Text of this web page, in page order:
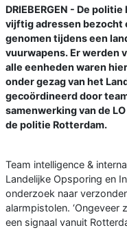
DRIEBERGEN - De
vijftig adressen bezocht
genomen tijdens een
vuurwapens. Er werden
alle eenheden waren
onder gezag van het
gecoördineerd door
samenwerking van de
de politie Rotterdam.
Team intelligence &
Landelijke Opsporing en
onderzoek naar
alarmpistolen. ‘Ongeveer
een signaal vanuit